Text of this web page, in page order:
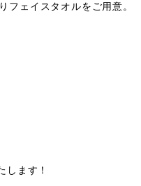
フェイスタオルをご用意。
ます！